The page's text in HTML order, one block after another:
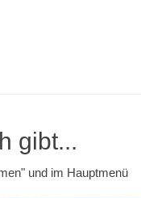
gibt...
und im Hauptmenü